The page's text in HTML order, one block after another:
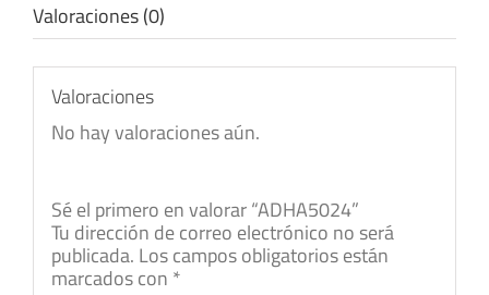
Valoraciones (0)
Valoraciones
No hay valoraciones aún.
Sé el primero en valorar “ADHA5024”
Tu dirección de correo electrónico no será
publicada. Los campos obligatorios están
marcados con *